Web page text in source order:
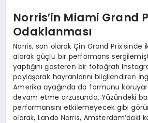
Norris’in Miami Grand
Odaklanması
Norris, son olarak Çin Grand Prix’sinde
alarak güçlü bir performans
yaptığını gösteren bir fotoğrafı
paylaşarak hayranlarını bilgilendiren
Amerika ayağında da formunu
devam etme arzusunda. Yüzündeki
performansını etkilemeyecek gibi
olarak, Lando Norris, Amsterdam’daki